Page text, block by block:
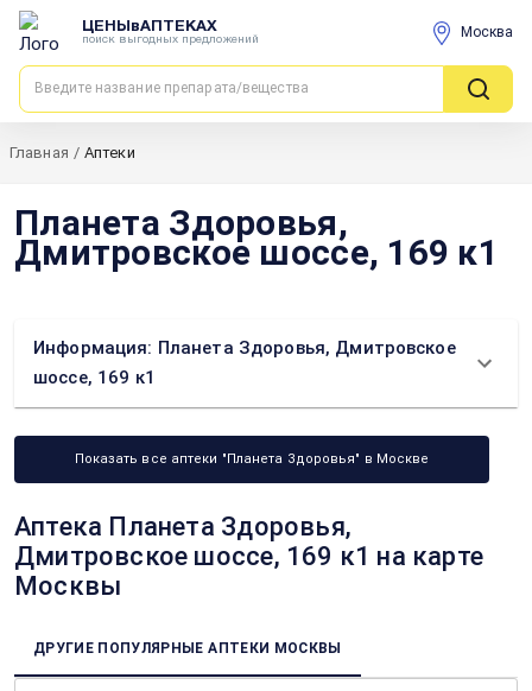
ЦЕНЫвАПТЕКАХ
поиск выгодных предложений Москва
Главная / Аптеки
Планета Здоровья,
Дмитровское шоссе, 169 к1
Информация: Планета Здоровья, Дмитровское
шоссе, 169 к1
Показать все аптеки "Планета Здоровья" в Москве
Аптека Планета Здоровья,
Дмитровское шоссе, 169 к1 на карте
Москвы
ДРУГИЕ ПОПУЛЯРНЫЕ АПТЕКИ МОСКВЫ